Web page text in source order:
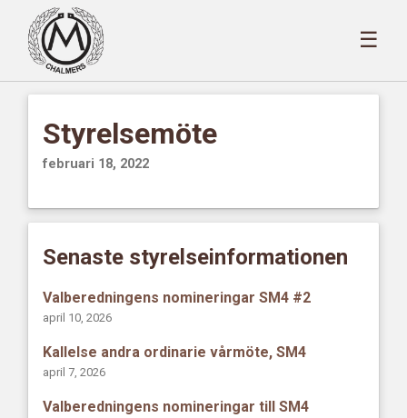
☰
Styrelsemöte
februari 18, 2022
Senaste styrelseinformationen
Valberedningens nomineringar SM4 #2
april 10, 2026
Kallelse andra ordinarie vårmöte, SM4
april 7, 2026
Valberedningens nomineringar till SM4